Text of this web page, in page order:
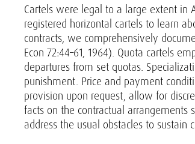
Cartels were legal to a large extent in
registered horizontal cartels to learn
contracts, we comprehensively
Econ 72:44–61, 1964). Quota cartels
departures from set quotas.
punishment. Price and payment
provision upon request, allow for
facts on the contractual
address the usual obstacles to sustain